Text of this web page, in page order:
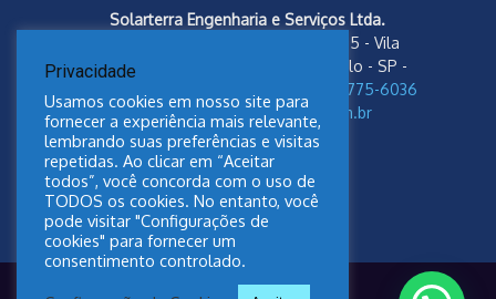
Solarterra Engenharia e Serviços Ltda.
Av. das Nações Unidas, 18.801 cj 1805 - Vila
Almeida - CEP: 04795-100 - São Paulo - SP -
Whatsapp 11 93775-6036
e-mail:contato@solarterra.com.br
Política de Privacidade Solarterra
Privacidade
Usamos cookies em nosso site para
fornecer a experiência mais relevante,
lembrando suas preferências e visitas
repetidas. Ao clicar em “Aceitar
todos”, você concorda com o uso de
TODOS os cookies. No entanto, você
pode visitar "Configurações de
cookies" para fornecer um
consentimento controlado.